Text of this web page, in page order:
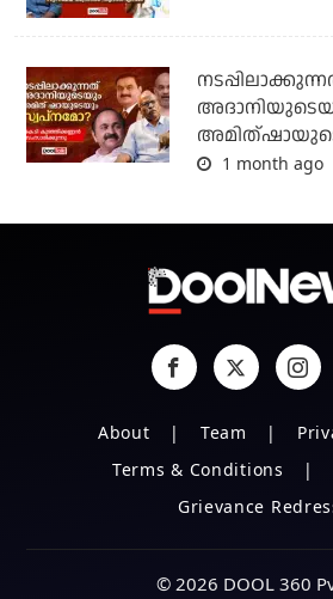
1 month ago
About Team
Terms & Conditions
Grievance
© 2026 DOOL 360